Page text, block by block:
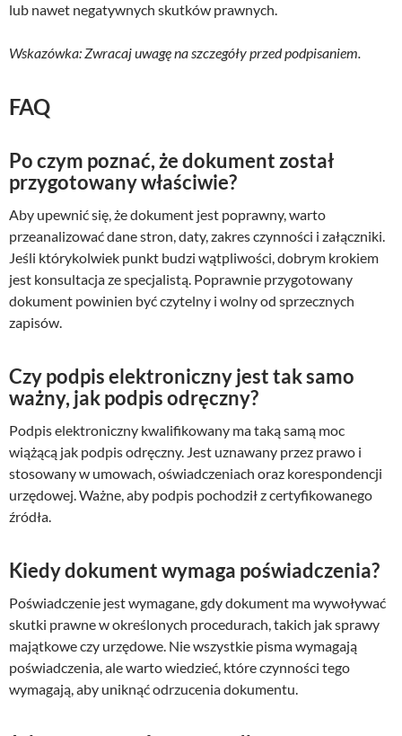
lub nawet negatywnych skutków prawnych.
Wskazówka: Zwracaj uwagę na szczegóły przed podpisaniem.
FAQ
Po czym poznać, że dokument został
przygotowany właściwie?
Aby upewnić się, że dokument jest poprawny, warto
przeanalizować dane stron, daty, zakres czynności i załączniki.
Jeśli którykolwiek punkt budzi wątpliwości, dobrym krokiem
jest konsultacja ze specjalistą. Poprawnie przygotowany
dokument powinien być czytelny i wolny od sprzecznych
zapisów.
Czy podpis elektroniczny jest tak samo
ważny, jak podpis odręczny?
Podpis elektroniczny kwalifikowany ma taką samą moc
wiążącą jak podpis odręczny. Jest uznawany przez prawo i
stosowany w umowach, oświadczeniach oraz korespondencji
urzędowej. Ważne, aby podpis pochodził z certyfikowanego
źródła.
Kiedy dokument wymaga poświadczenia?
Poświadczenie jest wymagane, gdy dokument ma wywoływać
skutki prawne w określonych procedurach, takich jak sprawy
majątkowe czy urzędowe. Nie wszystkie pisma wymagają
poświadczenia, ale warto wiedzieć, które czynności tego
wymagają, aby uniknąć odrzucenia dokumentu.